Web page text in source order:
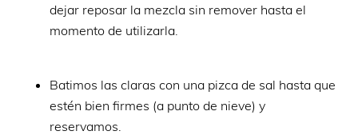
dejar reposar la mezcla sin remover hasta el
momento de utilizarla.
Batimos las claras con una pizca de sal hasta que
estén bien firmes (a punto de nieve) y
reservamos.